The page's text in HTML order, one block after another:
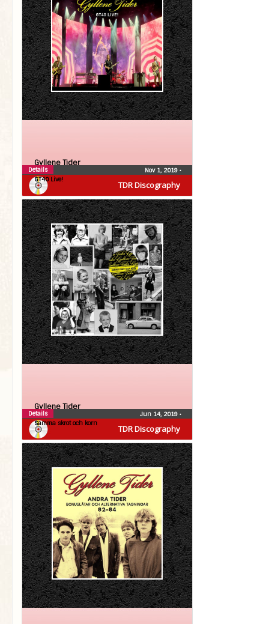
TDR Discography
Gyllene Tider
GT40 Live!
Nov 1, 2019 •
Details
TDR Discography
Gyllene Tider
Samma skrot och korn
Jun 14, 2019 •
Details